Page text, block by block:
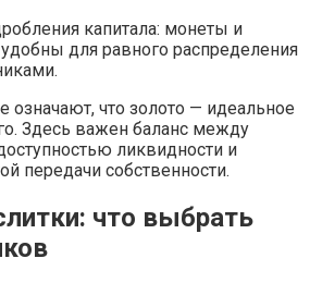
капитала: монеты и
для равного распределения
означают, что золото — идеальное
Здесь важен баланс между
ликвидности и
передачи собственности.
что выбрать